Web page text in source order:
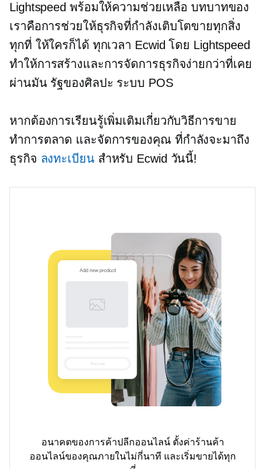
Lightspeed พร้อมให้ความช่วยเหลือ บทบาทของ
เราคือการช่วยให้ธุรกิจที่กำลังเติบโตขายทุกสิ่ง
ทุกที่ ให้ใครก็ได้ ทุกเวลา Ecwid โดย Lightspeed
ทำให้การสร้างและการจัดการธุรกิจง่ายกว่าที่เคย
ผ่านมัน รัฐของศิลปะ ระบบ POS
หากต้องการเรียนรู้เพิ่มเติมเกี่ยวกับวิธีการขาย
ทำการตลาด และจัดการของคุณ ที่กำลังจะมาถึง
ธุรกิจ ลงทะเบียนสำหรับ Ecwid วันนี้!
อนาคตของการค้าปลีกออนไลน์ ตั้งค่าร้านค้า
ออนไลน์ของคุณภายในไม่กี่นาที และเริ่มขายได้ทุก